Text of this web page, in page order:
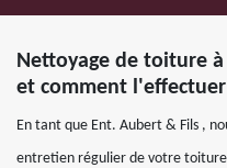
Nettoyage de toiture
et comment
En tant que Ent. Aubert & Fils ,
entretien régulier de votre toiture